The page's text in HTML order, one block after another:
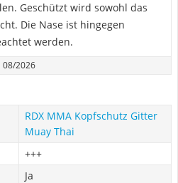
Geschützt wird sowohl das
Die Nase ist hingegen
werden.
08/2026
RDX MMA Kopfschutz Gitter
Muay Thai
+++
Ja